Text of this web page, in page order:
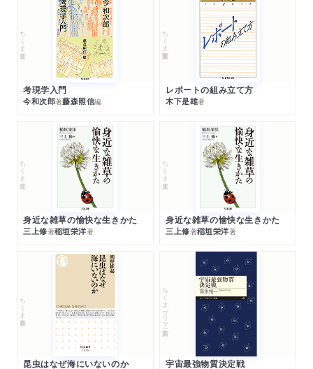
ちくま文庫
考現学入門
今和次郎著藤森照信編
ちくま学芸文庫
レポートの組み立て方
木下是雄著
ちくま文庫
身近な雑草の愉快な生きかた
三上修著稲垣栄洋著
ちくま文庫
身近な雑草の愉快な生きかた
三上修著稲垣栄洋著
ちくま新書
昆虫はなぜ海にいないのか
ちくまプリマー新書
宇宙最強物質決定戦